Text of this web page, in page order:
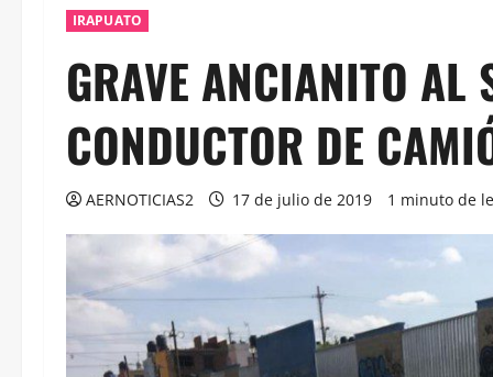
IRAPUATO
GRAVE ANCIANITO AL
CONDUCTOR DE
AERNOTICIAS2 17 de julio de 2019 1 minuto de